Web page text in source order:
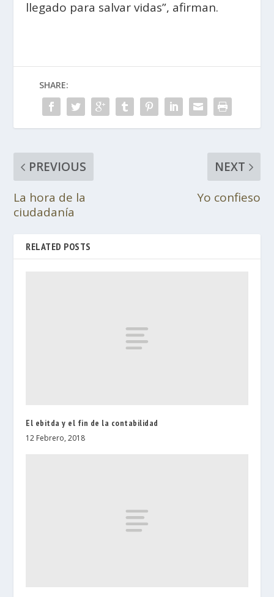
llegado para salvar vidas”, afirman.
SHARE:
PREVIOUS
La hora de la
ciudadanía
NEXT
Yo confieso
RELATED POSTS
El ebitda y el fin de la contabilidad
12 Febrero, 2018